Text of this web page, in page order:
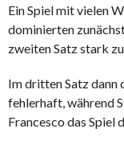
Ein Spiel mit vielen
dominierten
zweiten Satz stark
Im dritten Satz dann
fehlerhaft, während
Francesco das Spiel